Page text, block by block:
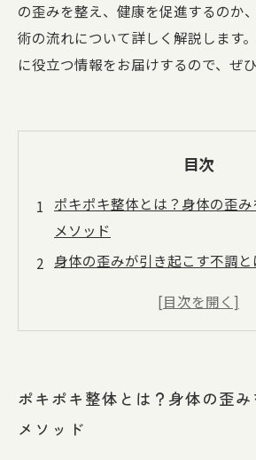
の歪みを整え、健康を促進するのか
術の流れについて詳しく解説します
に役立つ情報をお届けするので、ぜ
目次
ポキポキ整体とは？身体の歪
メソッド
身体の歪みが引き起こす不調
ポキポキ整体の施術フロー：専
と身体の健康
ポキポキ整体で生活を変える：
ポキポキ整体とは？身体の歪
メソッド